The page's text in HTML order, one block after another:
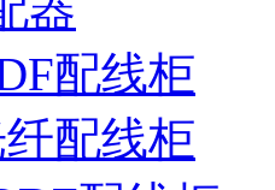
配线柜
配线柜